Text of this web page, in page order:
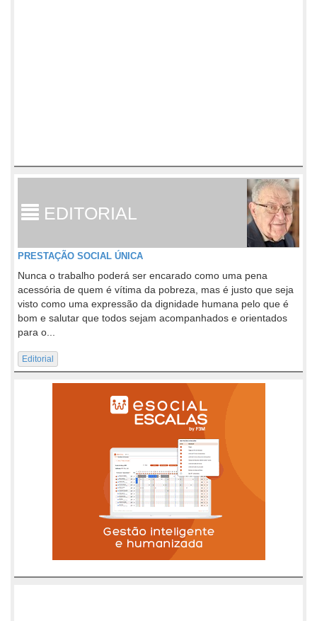
EDITORIAL
PRESTAÇÃO SOCIAL ÚNICA
Nunca o trabalho poderá ser encarado como uma pena
acessória de quem é vítima da pobreza, mas é justo que seja
visto como uma expressão da dignidade humana pelo que é
bom e salutar que todos sejam acompanhados e orientados
para o...
Editorial